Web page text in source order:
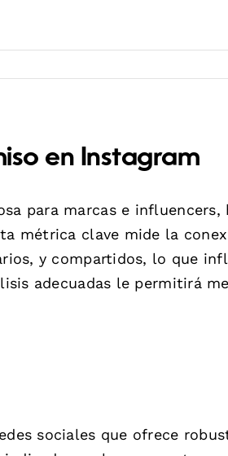
en Instagram
para marcas e influencers,
métrica clave mide la
y compartidos, lo que
adecuadas le permitirá
sociales que ofrece